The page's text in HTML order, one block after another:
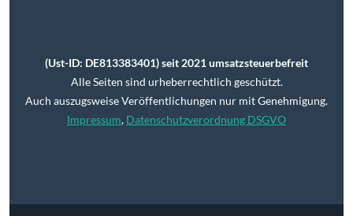
(Ust-ID: DE813383401) seit 2021 umsatzsteuerbefreit
Alle Seiten sind urheberrechtlich geschützt.
Auch auszugsweise Veröffentlichungen nur mit Genehmigung.
Impressum, Datenschutzverordnung DSGVO